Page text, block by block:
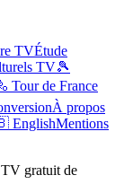
TVÉtude
TV🎾
Tour de France
À propos
Mentions
gratuit de